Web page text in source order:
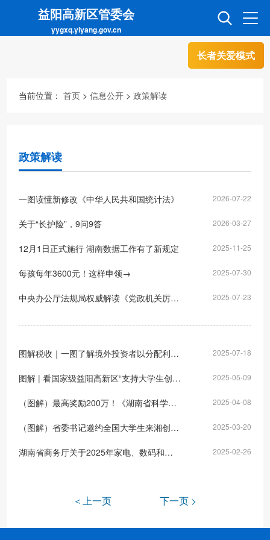
益阳高新区管委会
yygxq.yiyang.gov.cn
互动交流 政务超市
长者关爱模式
当前位置：首页 >信息公开 >政策解读
政策解读
一图读懂新修改《中华人民共和国统计法》 2026-07-22
关于“长护险”，9问9答 2026-03-27
12月1日正式施行 湖南数据工作有了新规定 2025-11-25
每孩每年3600元！这样申领→ 2025-07-30
中央办公厅法规局权威解读《党政机关厉行节约反对浪费条例》修订 2025-07-23
图解税收｜一图了解境外投资者以分配利润直接投资税收抵免政策 2025-07-18
图解 | 看国家级益阳高新区“支持大学生创业十条”助力大学生在“益”创业更容易 2025-05-09
（图解）最高奖励200万！《湖南省科学技术奖励办法》公布！ 2025-04-08
（图解）省委书记邀约全国大学生来湘创业，财政将在双肩包里装上什么大礼包？ 2025-03-20
湖南省商务厅关于2025年家电、数码和家装厨卫产品以旧换新实施细则政策解读 2025-02-26
＜上一页 下一页 >